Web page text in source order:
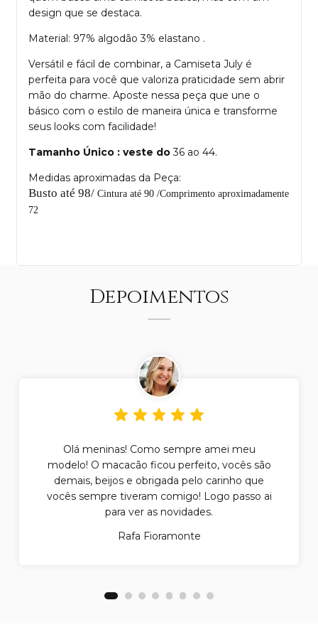
design que se destaca.
Material: 97% algodão 3% elastano .
Versátil e fácil de combinar, a Camiseta July é
perfeita para você que valoriza praticidade sem abrir
mão do charme. Aposte nessa peça que une o
básico com o estilo de maneira única e transforme
seus looks com facilidade!
Tamanho Único : veste do36 ao 44.
Medidas aproximadas da Peça:
Busto até 98/ Cintura até 90 /Comprimento aproximadamente
72
Depoimentos
Olá meninas! Como sempre amei meu
modelo! O macacão ficou perfeito, vocês são
demais, beijos e obrigada pelo carinho que
vocês sempre tiveram comigo! Logo passo ai
para ver as novidades.
Rafa Fioramonte